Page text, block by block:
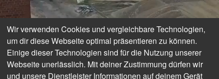
Wir verwenden Cookies und vergleichbare Technologien,
um dir diese Webseite optimal präsentieren zu können.
Einige dieser Technologien sind für die Nutzung unserer
Webseite unerlässlich. Mit deiner Zustimmung dürfen wir
und unsere Dienstleister Informationen auf deinem Gerät